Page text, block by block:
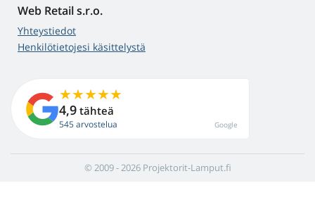
Web Retail s.r.o.
Yhteystiedot
Henkilötietojesi käsittelystä
4,9 tähteä
545 arvostelua Google
© 2009 - 2026 Projektorit-Lamput.fi